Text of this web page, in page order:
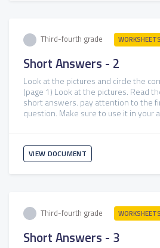
Third-fourth grade
Short Answers - 2
Look at the pictures and circle the
(page 1) Look at the pictures. Read
short answers. pay attention to the
question. Make sure to use it in your
VIEW DOCUMENT
Third-fourth grade
Short Answers - 3